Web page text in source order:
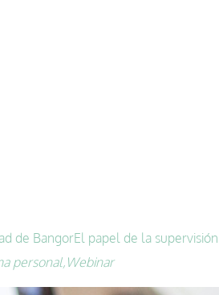
de BangorEl papel de la
personal, Webinar